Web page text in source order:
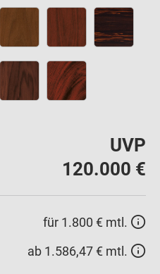
UVP
120.000 €
für 1.800 € mtl.
ab 1.586,47 € mtl.